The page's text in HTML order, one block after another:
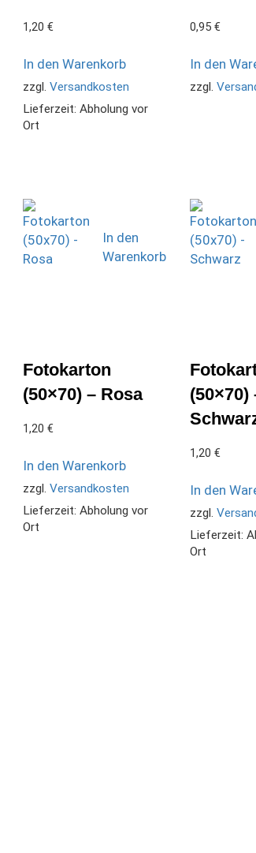
1,20 €
In den Warenkorb
zzgl. Versandkosten
Lieferzeit: Abholung vor
Ort
0,95 €
In den
zzgl.
In den
Warenkorb
Fotokarton
(50×70) – Rosa
1,20 €
In den Warenkorb
zzgl. Versandkosten
Lieferzeit: Abholung vor
Ort
(50×70)
1,20 €
In den
zzgl.
Lieferzeit:
Ort